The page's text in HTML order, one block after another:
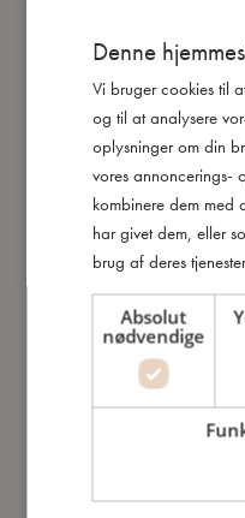
Jeg er lavet af
Sådan plejer du mig
Mine data
Du vil
Denne
Vi bruger cookies til
og til at analysere
oplysninger om din
vores annoncerings-
kombinere dem med
har givet dem, eller
brug af deres
Absolut
nødvendige